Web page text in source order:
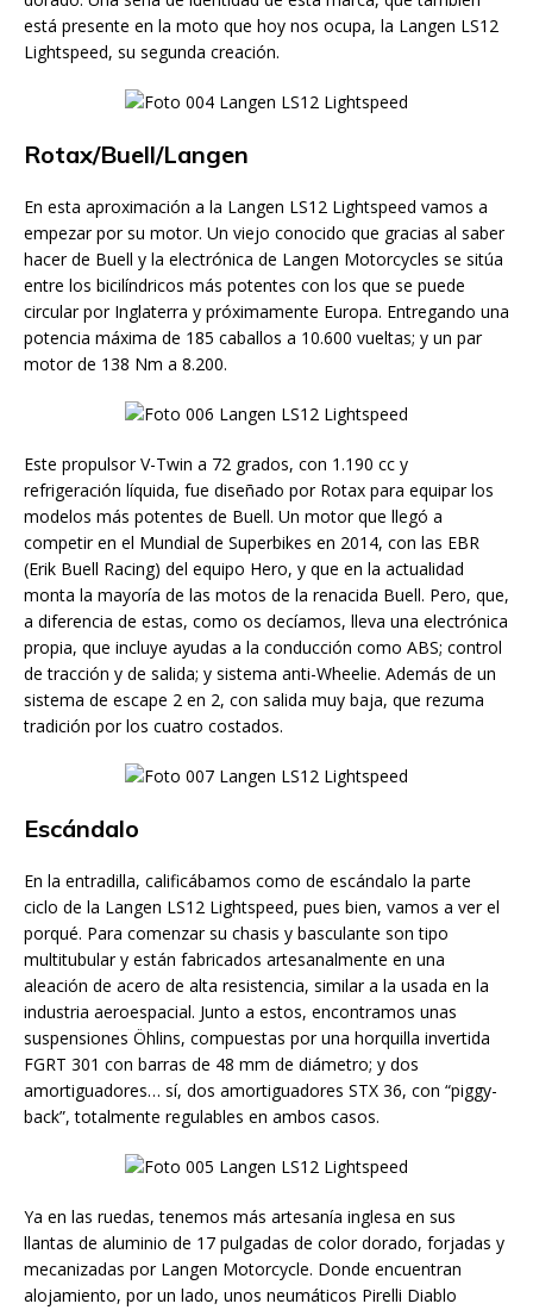
está presente en la moto que hoy nos ocupa, la Langen LS12
Lightspeed, su segunda creación.
Rotax/Buell/Langen
En esta aproximación a la Langen LS12 Lightspeed vamos a
empezar por su motor. Un viejo conocido que gracias al saber
hacer de Buell y la electrónica de Langen Motorcycles se sitúa
entre los bicilíndricos más potentes con los que se puede
circular por Inglaterra y próximamente Europa. Entregando una
potencia máxima de 185 caballos a 10.600 vueltas; y un par
motor de 138 Nm a 8.200.
Este propulsor V-Twin a 72 grados, con 1.190 cc y
refrigeración líquida, fue diseñado por Rotax para equipar los
modelos más potentes de Buell. Un motor que llegó a
competir en el Mundial de Superbikes en 2014, con las EBR
(Erik Buell Racing) del equipo Hero, y que en la actualidad
monta la mayoría de las motos de la renacida Buell. Pero, que,
a diferencia de estas, como os decíamos, lleva una electrónica
propia, que incluye ayudas a la conducción como ABS; control
de tracción y de salida; y sistema anti-Wheelie. Además de un
sistema de escape 2 en 2, con salida muy baja, que rezuma
tradición por los cuatro costados.
Escándalo
En la entradilla, calificábamos como de escándalo la parte
ciclo de la Langen LS12 Lightspeed, pues bien, vamos a ver el
porqué. Para comenzar su chasis y basculante son tipo
multitubular y están fabricados artesanalmente en una
aleación de acero de alta resistencia, similar a la usada en la
industria aeroespacial. Junto a estos, encontramos unas
suspensiones Öhlins, compuestas por una horquilla invertida
FGRT 301 con barras de 48 mm de diámetro; y dos
amortiguadores… sí, dos amortiguadores STX 36, con “piggy-
back”, totalmente regulables en ambos casos.
Ya en las ruedas, tenemos más artesanía inglesa en sus
llantas de aluminio de 17 pulgadas de color dorado, forjadas y
mecanizadas por Langen Motorcycle. Donde encuentran
alojamiento, por un lado, unos neumáticos Pirelli Diablo